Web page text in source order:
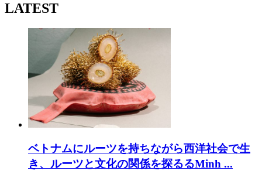
LATEST
ベトナムにルーツを持ちながら西洋社会で生
き、ルーツと文化の関係を探るるMinh ...